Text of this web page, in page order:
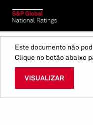
Este documento não
Clique no botão abaixo
VISUALIZAR